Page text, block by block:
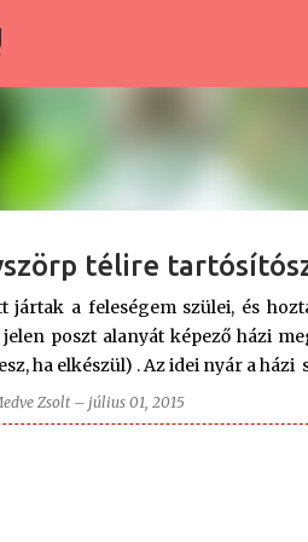
télire
jártak a feleségem szülei, és
jelen poszt alanyát képező házi
ha elkészül) . Az idei nyár a
a szörpöket - persze mi
miért itatnánk a nagyipari,
Zsolt – július 01, 2015